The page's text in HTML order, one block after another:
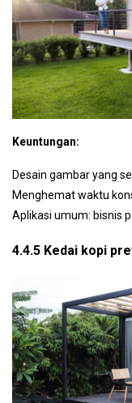
Keuntungan:
Desain gambar yang
Menghemat waktu
Aplikasi umum: bisnis
4.4.5 Kedai kopi